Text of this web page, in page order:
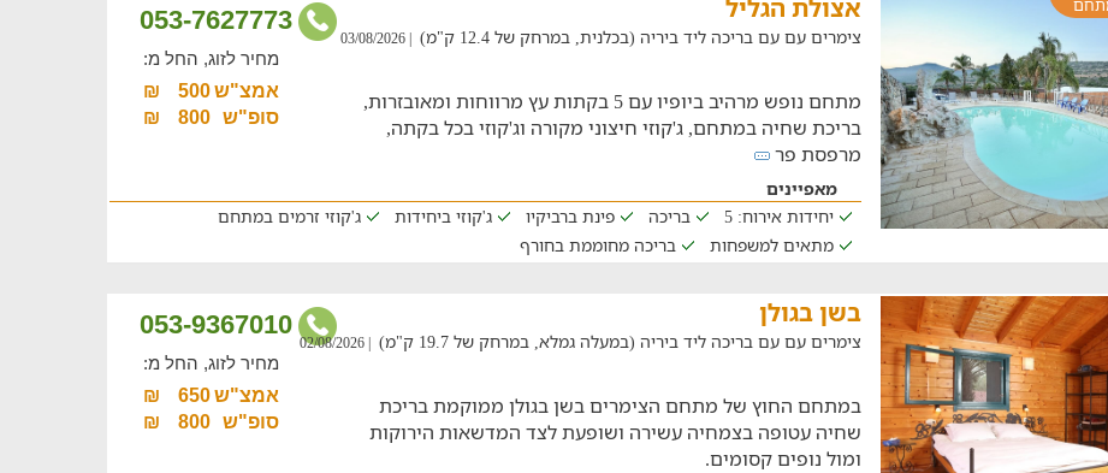
053-7627773 אצולת הגליל
צימרים עם עם בריכה ליד ביריה (בכלנית, במרחק של 12.4 ק"מ) | 03/08/2026
מתחם נופש מרהיב ביופיו עם 5 בקתות עץ מרווחות ומאובזרות,
בריכת שחיה במתחם, ג'קוזי חיצוני מקורה וג'קוזי בכל בקתה,
מרפסת פר
מחיר לזוג, החל מ:
אמצ"ש500
₪
סופ"ש
800
₪
מאפיינים
יחידות אירוח: 5
בריכה פינת ברביקיו ג'קוזי ביחידות
ג'קוזי זרמים במתחם
מתאים למשפחות
בריכה מחוממת בחורף
053-9367010 בשן בגולן
צימרים עם עם בריכה ליד ביריה (במעלה גמלא, במרחק של 19.7 ק"מ) | 02/08/2026
במתחם החוץ של מתחם הצימרים בשן בגולן ממוקמת בריכת
שחיה עטופה בצמחיה עשירה ושופעת לצד המדשאות הירוקות
ומול נופים קסומים.
מחיר לזוג, החל מ:
אמצ"ש650
₪
סופ"ש
800
₪